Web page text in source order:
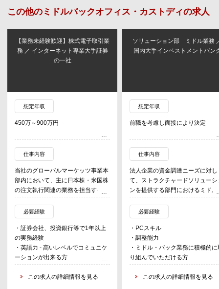
この他の ミドルバックオフィス・カストディの求人
【業務未経験歓迎】株式電子取引業
務 ／ インターネット専業大手証券
の一社
想定年収
450万～900万円
仕事内容
当社のグローバルマーケッツ事業本
部内において、主に日本株・米国株
の注文執行関連の業務を担当する。
【主な業務内容】
・日本株注文執行に関する業務
- SOR、ダークプールの管理
- PTS業者、システムベンダーの窓
口
- トラブルシューティング
・米国株注文執行に関する業務
- 取引モニタリング
必要経験
・証券会社、投資銀行等で1年以上
の実務経験
・英語力 - 高いレベルでコミュニケ
ーションが出来る方
この求人の詳細情報を見る
ソリューション部 ミドル業務
国内大手インベストメントバン
想定年収
前職を考慮し面接により決定
仕事内容
法人企業の資金調達ニーズに対し
て、ストラクチャードソリューシ
ンを提供する部門におけるミドル
バック業務全般
必要経験
・PCスキル
・調整能力
・ミドル・バック業務に積極的に
り組んでいただける方
この求人の詳細情報を見る